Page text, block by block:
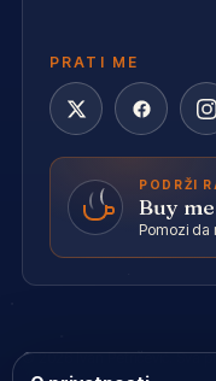
PRATI ME
PODRŽI
Buy
Pomozi da
© 2026 Ivan Petričević. Sva